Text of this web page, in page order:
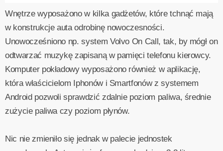
Wnętrze wyposażono w kilka gadżetów, które tchnąć mają
w konstrukcje auta odrobinę nowoczesności.
Unowocześniono np. system Volvo On Call, tak, by mógł on
odtwarzać muzykę zapisaną w pamięci telefonu kierowcy.
Komputer pokładowy wyposażono również w aplikację,
która właścicielom Iphonów i Smartfonów z systemem
Android pozwoli sprawdzić zdalnie poziom paliwa, średnie
zużycie paliwa czy poziom płynów.
Nic nie zmieniło się jednak w palecie jednostek